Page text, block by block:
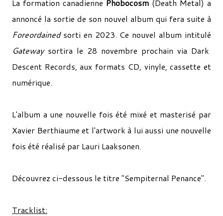
La formation canadienne Phobocosm (Death Metal) a
annoncé la sortie de son nouvel album qui fera suite à
Foreordainedsorti en 2023. Ce nouvel album intitulé
Gatewaysortira le 28 novembre prochain via Dark
Descent Records, aux formats CD, vinyle, cassette et
numérique.
L'album a une nouvelle fois été mixé et masterisé par
Xavier Berthiaume et l'artwork à lui aussi une nouvelle
fois été réalisé par Lauri Laaksonen.
Découvrez ci-dessous le titre "Sempiternal Penance".
Tracklist: